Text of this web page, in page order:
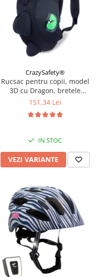
CrazySafety®
Rucsac pentru copii, model
3D cu Dragon, bretele
ajustabile, Diverse culori
151,34 Lei
IN STOC
VEZI VARIANTE